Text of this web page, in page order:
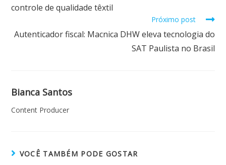
controle de qualidade têxtil
Próximo post
Autenticador fiscal: Macnica DHW eleva tecnologia do
SAT Paulista no Brasil
Bianca Santos
Content Producer
VOCÊ TAMBÉM PODE GOSTAR